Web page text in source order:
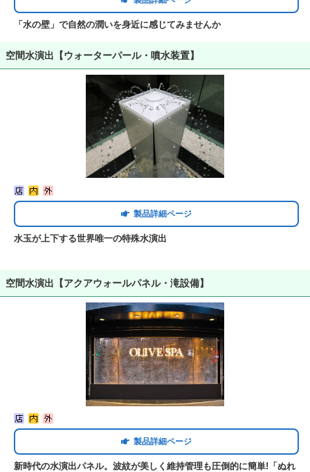
「水の壁」で自然の潤いを身近に感じてみませんか
空間水演出【ウォーターパール・噴水装置】
製品詳細ページ
水玉が上下する世界唯一の特殊水演出
空間水演出【アクアウォールパネル・滝設備】
製品詳細ページ
新時代の水演出パネル。波紋が美しく維持管理も圧倒的に簡単!「ぬれ